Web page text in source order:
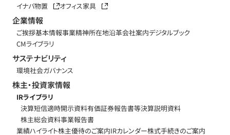
イナバ物置 オフィス家具
企業情報
ご挨拶基本情報事業精神所在地沿革会社案内デジタルブック
CMライブラリ
サステナビリティ
環境社会ガバナンス
株主・投資家情報
IRライブラリ
決算短信適時開示資料有価証券報告書等決算説明資料
株主総会資料事業報告書
業績ハイライト株主優待のご案内IRカレンダー株式手続きのご案内